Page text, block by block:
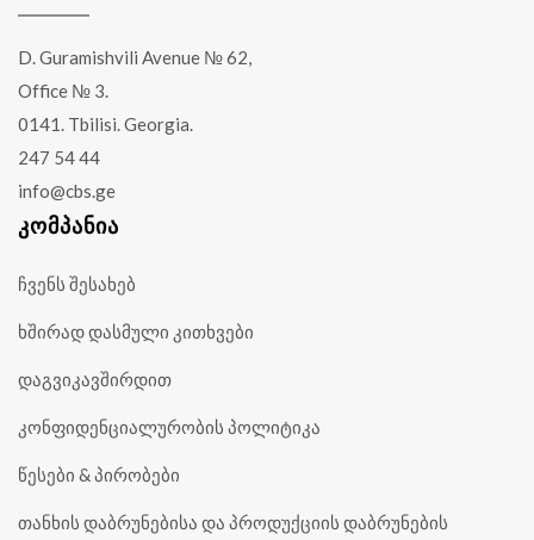
D. Guramishvili Avenue № 62,
Office № 3.
0141. Tbilisi. Georgia.
247 54 44
info@cbs.ge
ᲙᲝᲛᲞᲐᲜᲘᲐ
ჩვენს შესახებ
ხშირად დასმული კითხვები
დაგვიკავშირდით
კონფიდენციალურობის პოლიტიკა
წესები & პირობები
თანხის დაბრუნებისა და პროდუქციის დაბრუნების